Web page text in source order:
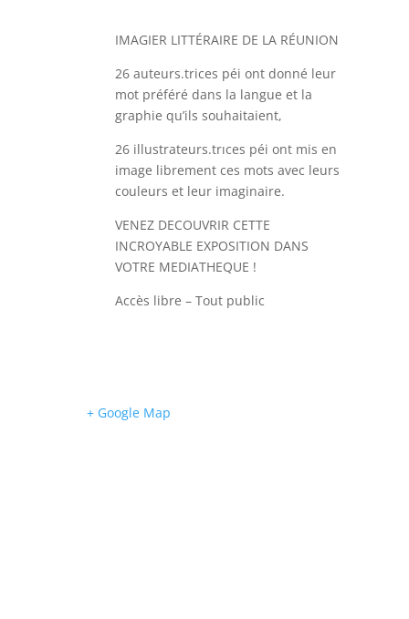
IMAGIER LITTÉRAIRE DE LA RÉUNION
26 auteurs.trices péi ont donné leur
mot préféré dans la langue et la
graphie qu’ils souhaitaient,
26 illustrateurs.trıces péi ont mis en
image librement ces mots avec leurs
couleurs et leur imaginaire.
VENEZ DECOUVRIR CETTE
INCROYABLE EXPOSITION DANS
VOTRE MEDIATHEQUE !
Accès libre – Tout public
+ Google Map